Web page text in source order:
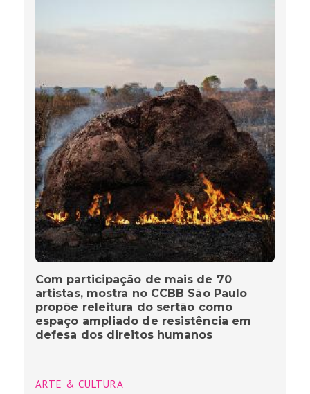
Com participação de mais de 70
artistas, mostra no CCBB São Paulo
propõe releitura do sertão como
espaço ampliado de resistência em
defesa dos direitos humanos
ARTE & CULTURA